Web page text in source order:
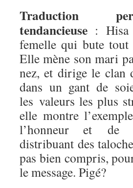
Traduction
tendancieuse :
femelle qui bute
Elle mène son mari
nez, et dirige le clan
dans un gant de
les valeurs les plus
elle montre
l’honneur et de
distribuant des
pas bien compris,
le message. Pigé?